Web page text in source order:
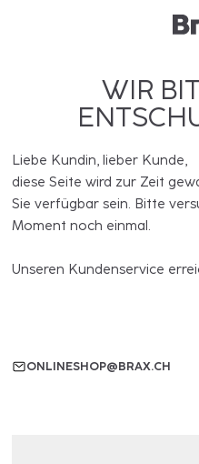
WIR
Liebe Kundin, lieber Kunde,
diese Seite wird zur Zeit
Sie verfügbar sein. Bitte
Moment noch einmal.
Unseren Kundenservice
ONLINESHOP@BRAX.CH